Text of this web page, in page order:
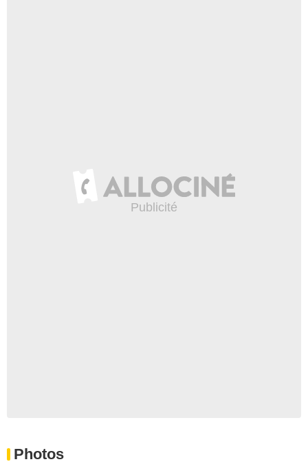
Photos